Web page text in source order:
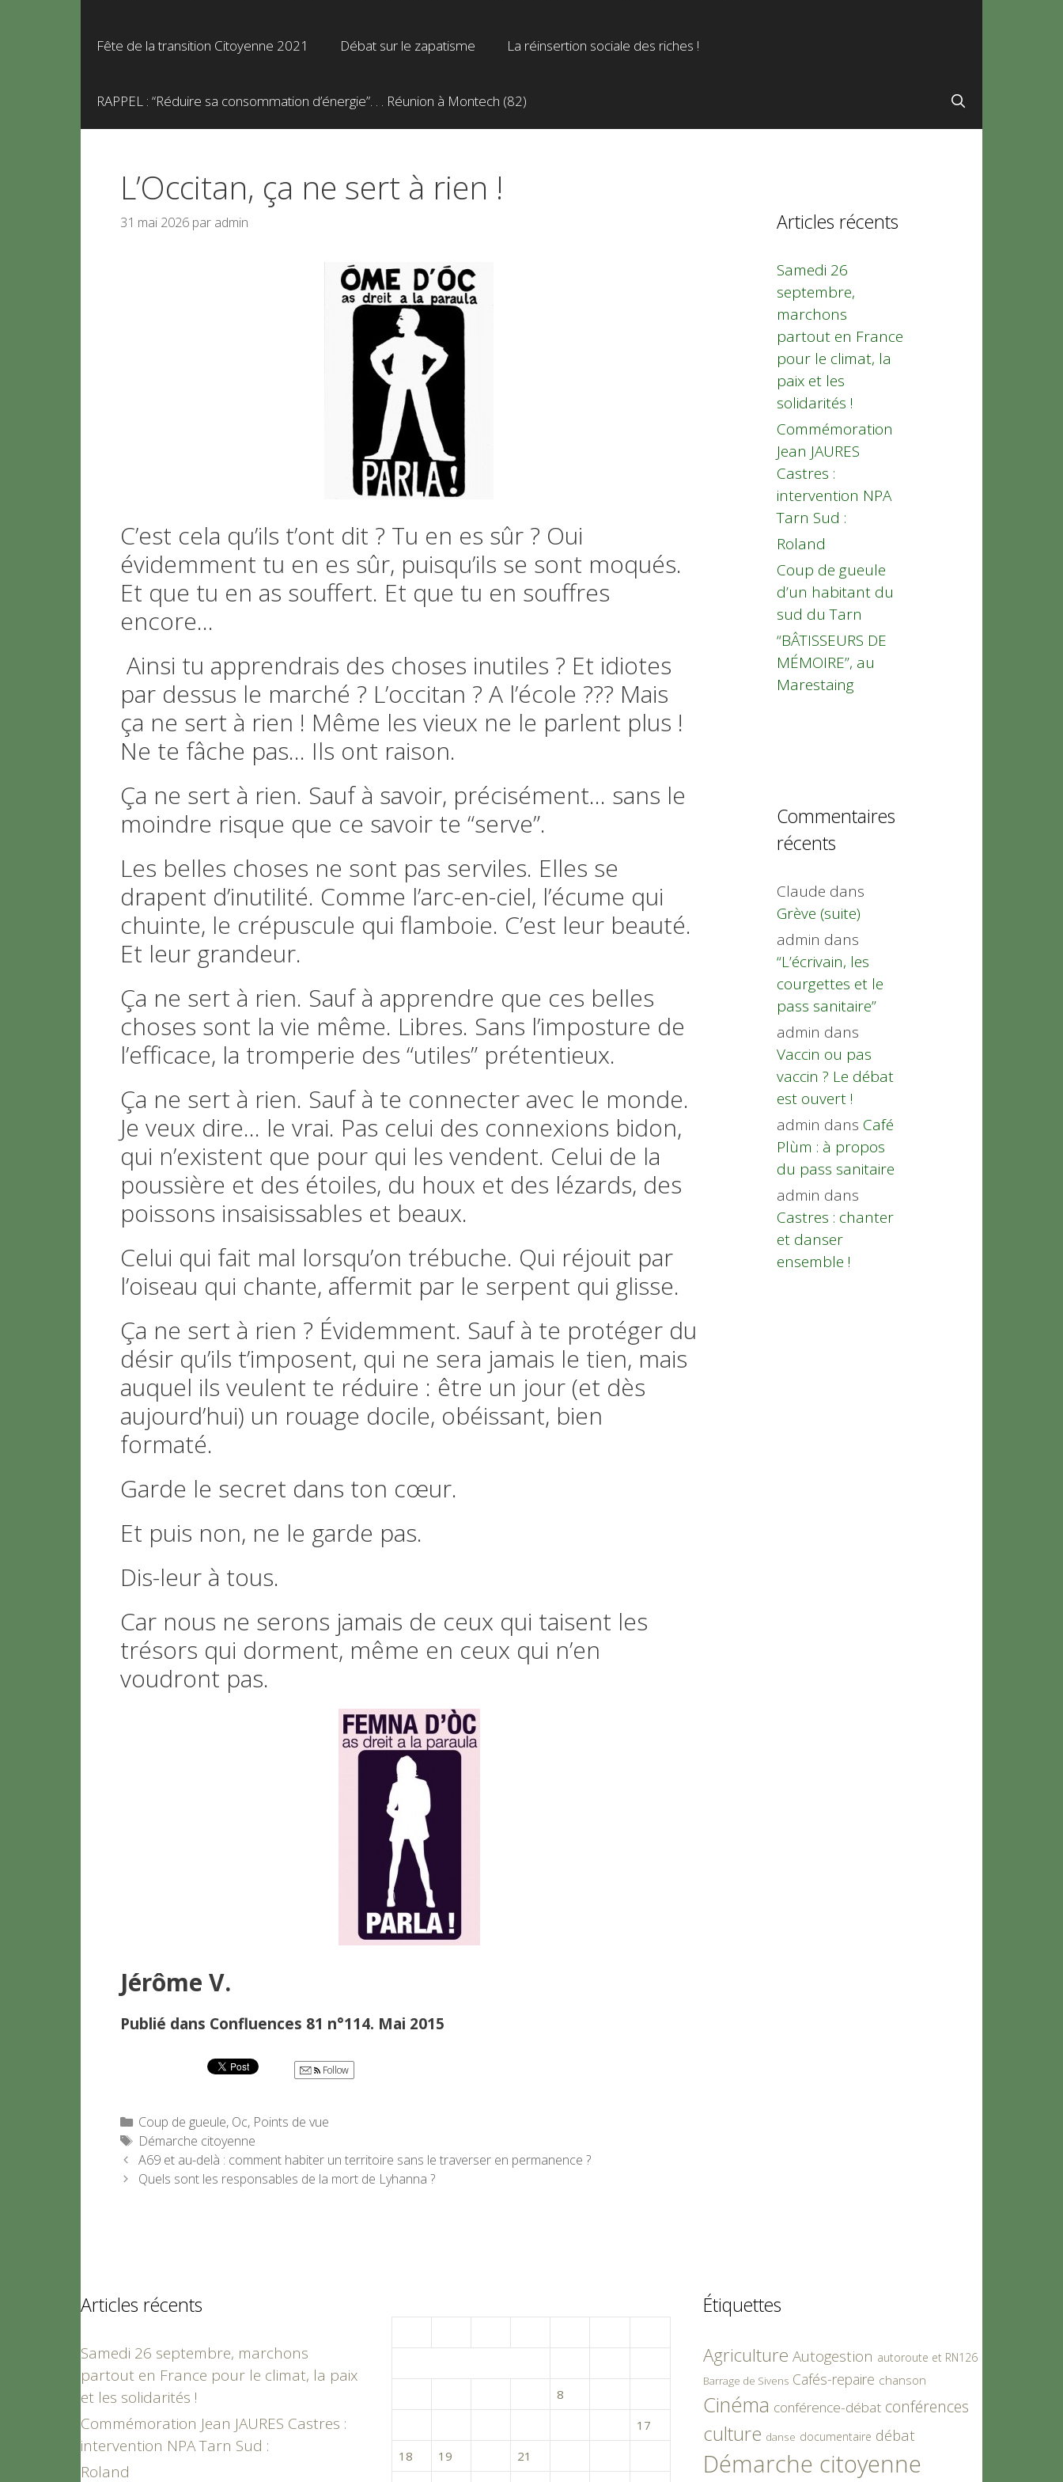
Fête de la transition Citoyenne 2021 Débat sur le zapatisme La réinsertion sociale des riches !
RAPPEL : “Réduire sa consommation d’énergie”. . . Réunion à Montech (82)
L’Occitan, ça ne sert à rien !
31 mai 2026 par admin
C’est cela qu’ils t’ont dit ? Tu en es sûr ? Oui
évidemment tu en es sûr, puisqu’ils se sont moqués.
Et que tu en as souffert. Et que tu en souffres
encore…
Ainsi tu apprendrais des choses inutiles ? Et idiotes
par dessus le marché ? L’occitan ? A l’école ??? Mais
ça ne sert à rien ! Même les vieux ne le parlent plus !
Ne te fâche pas… Ils ont raison.
Ça ne sert à rien. Sauf à savoir, précisément… sans le
moindre risque que ce savoir te “serve”.
Les belles choses ne sont pas serviles. Elles se
drapent d’inutilité. Comme l’arc-en-ciel, l’écume qui
chuinte, le crépuscule qui flamboie. C’est leur beauté.
Et leur grandeur.
Ça ne sert à rien. Sauf à apprendre que ces belles
choses sont la vie même. Libres. Sans l’imposture de
l’efficace, la tromperie des “utiles” prétentieux.
Ça ne sert à rien. Sauf à te connecter avec le monde.
Je veux dire… le vrai. Pas celui des connexions bidon,
qui n’existent que pour qui les vendent. Celui de la
poussière et des étoiles, du houx et des lézards, des
poissons insaisissables et beaux.
Celui qui fait mal lorsqu’on trébuche. Qui réjouit par
l’oiseau qui chante, affermit par le serpent qui glisse.
Ça ne sert à rien ? Évidemment. Sauf à te protéger du
désir qu’ils t’imposent, qui ne sera jamais le tien, mais
auquel ils veulent te réduire : être un jour (et dès
aujourd’hui) un rouage docile, obéissant, bien
formaté.
Garde le secret dans ton cœur.
Et puis non, ne le garde pas.
Dis-leur à tous.
Car nous ne serons jamais de ceux qui taisent les
trésors qui dorment, même en ceux qui n’en
voudront pas.
Jérôme V.
Publié dans Confluences 81 n°114. Mai 2015
Follow
Catégories
Coup de gueule, Oc, Points de vue
Étiquettes
Démarche citoyenne
A69 et au-delà : comment habiter un territoire sans le traverser en permanence ?
Quels sont les responsables de la mort de Lyhanna ?
Articles récents
Samedi 26
septembre,
marchons
partout en France
pour le climat, la
paix et les
solidarités !
Commémoration
Jean JAURES
Castres :
intervention NPA
Tarn Sud :
Roland
Coup de gueule
d’un habitant du
sud du Tarn
“BÂTISSEURS DE
MÉMOIRE”, au
Marestaing
Commentaires
récents
Claude dans
Grève (suite)
admin dans
“L’écrivain, les
courgettes et le
pass sanitaire”
admin dans
Vaccin ou pas
vaccin ? Le débat
est ouvert !
admin dans Café
Plùm : à propos
du pass sanitaire
admin dans
Castres : chanter
et danser
ensemble !
Articles récents
Samedi 26 septembre, marchons
partout en France pour le climat, la paix
et les solidarités !
Commémoration Jean JAURES Castres :
intervention NPA Tarn Sud :
Roland
8
17
18
19 21
Étiquettes
Agriculture Autogestion autoroute et RN126
Barrage de Sivens Cafés-repaire chanson
Cinéma conférence-débat conférences
culture danse documentaire débat
Démarche citoyenne